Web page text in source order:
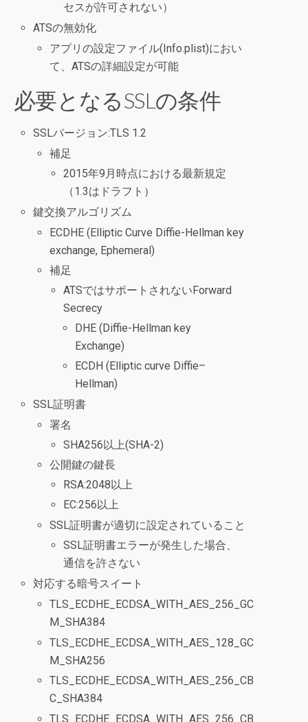
セスが許可されない）
ATSの無効化
アプリの設定ファイル(Info.plist)におい
て、ATSの詳細設定が可能
必要となるSSLの条件
SSLバージョン:TLS 1.2
補足
2015年9月時点における最新規定
（1.3はドラフト）
鍵交換アルゴリズム
ECDHE (Elliptic Curve Diffie-Hellman key
exchange, Ephemeral)
補足
ATSではサポートされないForward
Secrecy
DHE (Diffie-Hellman key
Exchange)
ECDH (Elliptic curve Diffie–
Hellman)
SSL証明書
署名
SHA256以上(SHA-2)
公開鍵の鍵長
RSA:2048以上
EC:256以上
SSL証明書が適切に設定されていること
SSL証明書エラーが発生した場合、
通信を許さない
対応する暗号スイート
TLS_ECDHE_ECDSA_WITH_AES_256_GC
M_SHA384
TLS_ECDHE_ECDSA_WITH_AES_128_GC
M_SHA256
TLS_ECDHE_ECDSA_WITH_AES_256_CB
C_SHA384
TLS_ECDHE_ECDSA_WITH_AES_256_CB